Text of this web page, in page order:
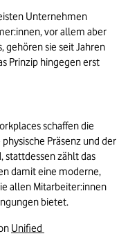
Unternehmen
vor allem aber
gehören sie seit Jahren
Prinzip hingegen erst
schaffen die
Präsenz und der
stattdessen zählt das
damit eine moderne,
allen Mitarbeiter:innen
bietet.
Unified